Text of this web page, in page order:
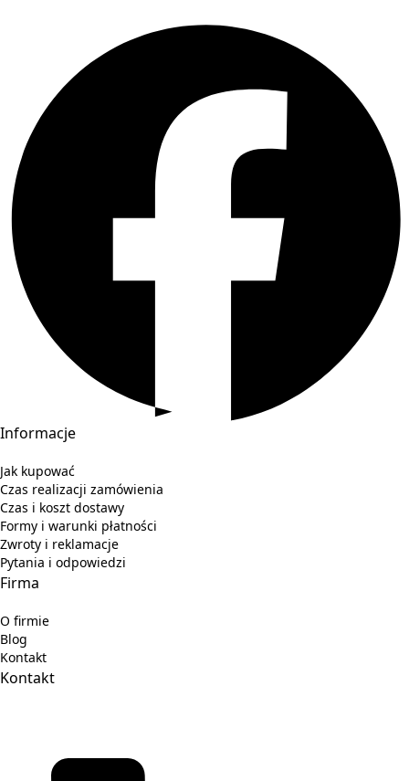
Informacje
Jak kupować
Czas realizacji zamówienia
Czas i koszt dostawy
Formy i warunki płatności
Zwroty i reklamacje
Pytania i odpowiedzi
Firma
O firmie
Blog
Kontakt
Kontakt